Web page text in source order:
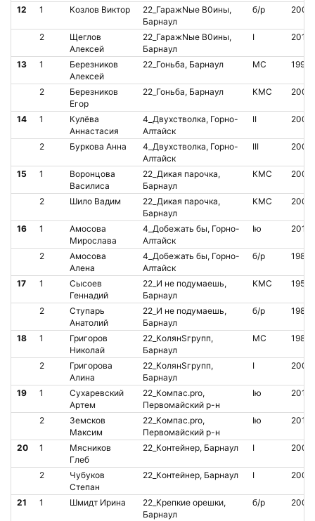
12 1 Козлов Виктор
22_ГаражNые В0ины,
Барнаул
б/р 2009
2
Щеглов
Алексей
22_ГаражNые В0ины,
Барнаул
I 2010
13 1
Березников
Алексей
22_Гоньба, Барнаул МС 1994
2
Березников
Егор
22_Гоньба, Барнаул КМС 2002
14 1
Кулëва
Аннастасия
4_Двухстволка, Горно-
Алтайск
II 2007
2 Буркова Анна
4_Двухстволка, Горно-
Алтайск
III 2006
15 1
Воронцова
Василиса
22_Дикая парочка,
Барнаул
КМС 2008
2 Шило Вадим
22_Дикая парочка,
Барнаул
КМС 2006
16 1
Амосова
Мирослава
4_Добежать бы, Горно-
Алтайск
Iю 2011
2
Амосова
Алена
4_Добежать бы, Горно-
Алтайск
б/р 1987
17 1
Сысоев
Геннадий
22_И не подумаешь,
Барнаул
КМС 1958
2
Ступарь
Анатолий
22_И не подумаешь,
Барнаул
б/р 1983
18 1
Григоров
Николай
22_КолянSгрупп,
Барнаул
МС 1981
2
Григорова
Алина
22_КолянSгрупп,
Барнаул
I 2009
19 1
Сухаревский
Артем
22_Компас.pro,
Первомайский р-н
Iю 2011
2
Земсков
Максим
22_Компас.pro,
Первомайский р-н
Iю 2013
20 1
Мясников
Глеб
22_Контейнер, Барнаул I 2009
2
Чубуков
Степан
22_Контейнер, Барнаул I 2009
21 1 Шмидт Ирина
22_Крепкие орешки,
Барнаул
б/р 2000